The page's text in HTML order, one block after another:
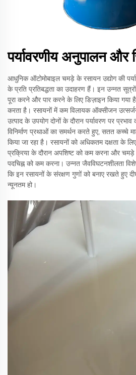
पर्यावरणीय अनुपालन और
आधुनिक ऑटोमोबाइल चमड़े के रसायन उद्योग की
के प्रति प्रतिबद्धता का उदाहरण हैं। इन उन्नत
पूरा करने और पार करने के लिए डिज़ाइन किया गया
करता है। रसायनों में कम विलायक ऑक्सीजन
उत्पाद के उपयोग दोनों के दौरान पर्यावरण पर
विनिर्माण प्रथाओं का समर्थन करते हुए, सतत कच्चे
किया जा रहा है। रसायनों को अधिकतम दक्षता के
प्रक्रिया के दौरान अपशिष्ट को कम करना और चमड़े
पदचिह्न को कम करना। उन्नत जैवविघटनशीलता
कि इन रसायनों के संरक्षण गुणों को बनाए रखते हुए
न्यूनतम हो।